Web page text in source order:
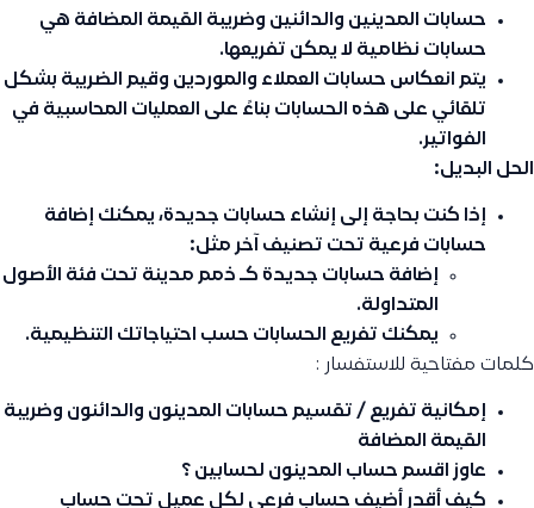
حسابات المدينين والدائنين وضريبة القيمة المضافة هي
حسابات نظامية لا يمكن تفريعها.
يتم انعكاس حسابات العملاء والموردين وقيم الضريبة بشكل
تلقائي على هذه الحسابات بناءً على العمليات المحاسبية في
الفواتير.
الحل البديل:
إذا كنت بحاجة إلى إنشاء حسابات جديدة، يمكنك إضافة
حسابات فرعية تحت تصنيف آخر مثل:
إضافة حسابات جديدة كـ ذمم مدينة تحت فئة الأصول
المتداولة.
يمكنك تفريع الحسابات حسب احتياجاتك التنظيمية.
كلمات مفتاحية للاستفسار :
إمكانية تفريع / تقسيم حسابات المدينون والدائنون وضريبة
القيمة المضافة
عاوز اقسم حساب المدينون لحسابين ؟
كيف أقدر أضيف حساب فرعي لكل عميل تحت حساب